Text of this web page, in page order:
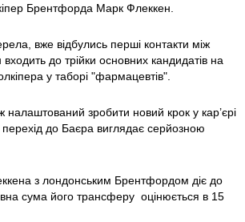
Брентфорда Марк Флеккен.
вже відбулись перші контакти між
до трійки основних кандидатів на
у таборі "фармацевтів".
налаштований зробити новий крок у кар’єрі
до Баєра виглядає серйозною
з лондонським Брентфордом діє до
сума його трансферу оцінюється в 15